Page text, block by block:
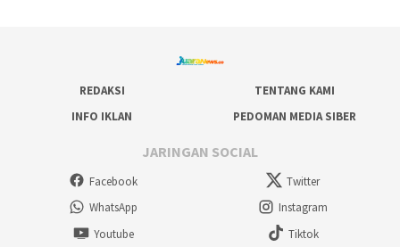
REDAKSI
TENTANG KAMI
INFO IKLAN
PEDOMAN MEDIA SIBER
JARINGAN SOCIAL
Facebook
Twitter
WhatsApp
Instagram
Youtube
Tiktok